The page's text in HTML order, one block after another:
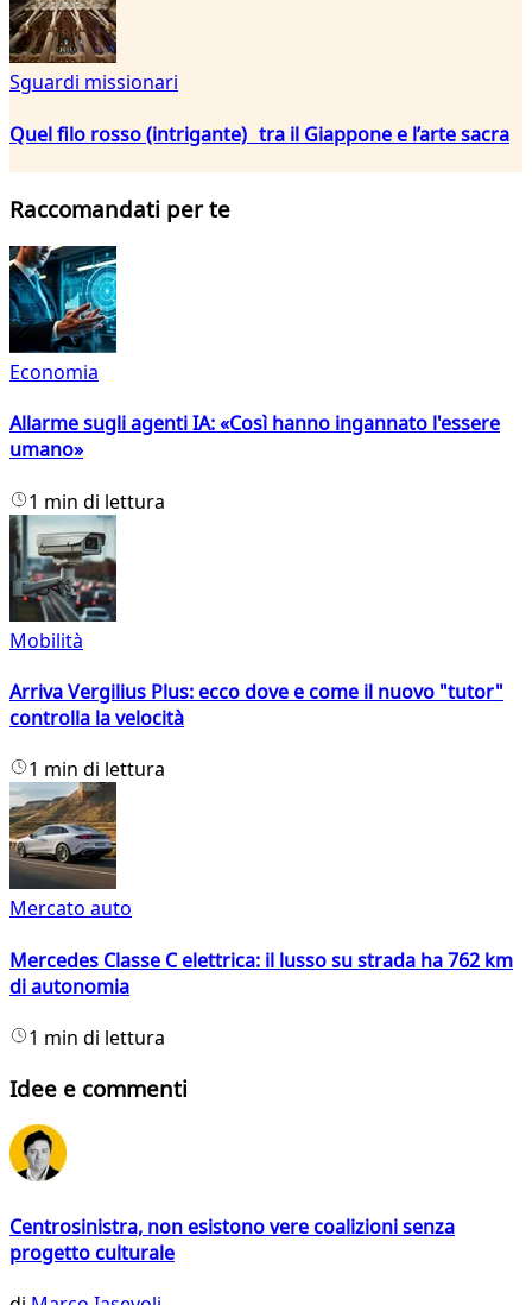
Sguardi missionari
Quel filo rosso (intrigante) tra il Giappone e l’arte sacra
Raccomandati per te
Economia
Allarme sugli agenti IA: «Così hanno ingannato l'essere
umano»
1 min di lettura
Mobilità
Arriva Vergilius Plus: ecco dove e come il nuovo "tutor"
controlla la velocità
1 min di lettura
Mercato auto
Mercedes Classe C elettrica: il lusso su strada ha 762 km
di autonomia
1 min di lettura
Idee e commenti
Centrosinistra, non esistono vere coalizioni senza
progetto culturale